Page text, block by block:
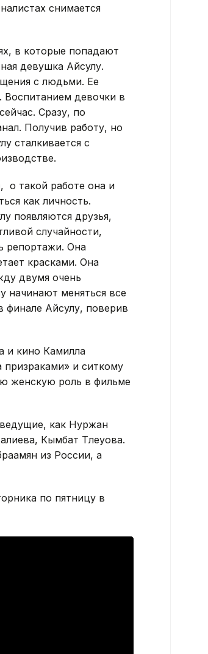
снимается
в которые попадают
девушка Айсулу.
с людьми. Ее
девочки в
Сразу, по
Получив работу, но
сталкивается с
о такой работе она и
как личность.
появляются друзья,
случайности,
репортажи. Она
красками. Она
двумя очень
меняться все
финале Айсулу, поверив
и кино Камилла
призраками» и ситкому
женскую роль в фильме
как Нуржан
Кымбат Тлеуова.
из России, а
по пятницу в